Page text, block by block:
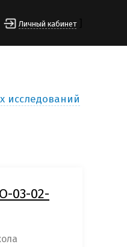
Личный кабинет
исследований
03-02-